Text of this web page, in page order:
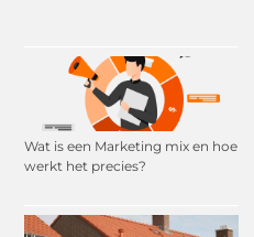
Wat is een Marketing mix en hoe
werkt het precies?